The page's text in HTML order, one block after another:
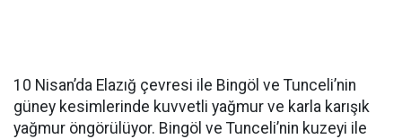
10 Nisan’da Elazığ çevresi ile Bingöl ve Tunceli’nin
güney kesimlerinde kuvvetli yağmur ve karla karışık
yağmur öngörülüyor. Bingöl ve Tunceli’nin kuzeyi ile